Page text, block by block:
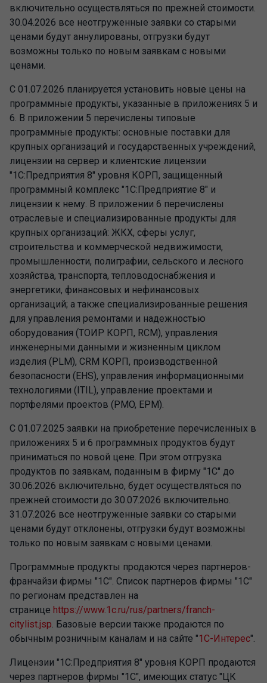
включительно осуществляться по прежней стоимости.
30.04.2026 все неотгруженные заявки со старыми
ценами будут аннулированы, отгрузки будут
возможны только по новым заявкам с новыми
ценами.
С 01.07.2026 планируется установить новые цены на
программные продукты, указанные в приложениях 5 и
6. В приложении 5 перечислены типовые
программные продукты: основные поставки для
крупных организаций и государственных учреждений,
лицензии на сервер и клиентские лицензии
"1С:Предприятия 8" уровня КОРП, защищенный
программный комплекс "1С:Предприятие 8" и
лицензии к нему. В приложении 6 перечислены
отраслевые и специализированные продукты для
крупных организаций: ЖКХ, сферы услуг,
строительства и коммерческой недвижимости,
промышленности, полиграфии, сельского и лесного
хозяйства, транспорта, тепловодоснабжения и
энергетики, финансовых и нефинансовых
организаций; а также специализированные решения
для управления ремонтами и надежностью
оборудования (ТОИР КОРП, RCM), управления
инженерными данными и жизненным циклом
изделия (PLM), CRM КОРП, производственной
безопасности (EHS), управления информационными
технологиями (ITIL), управление проектами и
портфелями проектов (PMO, EPM).
С 01.07.2025 заявки на приобретение перечисленных в
приложениях 5 и 6 программных продуктов будут
приниматься по новой цене. При этом отгрузка
продуктов по заявкам, поданным в фирму "1С" до
30.06.2026 включительно, будет осуществляться по
прежней стоимости до 30.07.2026 включительно.
31.07.2026 все неотгруженные заявки со старыми
ценами будут отклонены, отгрузки будут возможны
только по новым заявкам с новыми ценами.
Программные продукты продаются через партнеров-
франчайзи фирмы "1С". Список партнеров фирмы "1С"
по регионам представлен на
странице https://www.1c.ru/rus/partners/franch-
citylist.jsp. Базовые версии также продаются по
обычным розничным каналам и на сайте "1С-Интерес".
Лицензии "1С:Предприятия 8" уровня КОРП продаются
через партнеров фирмы "1С", имеющих статус "ЦК